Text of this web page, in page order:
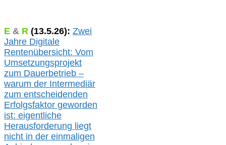
E & R (13.5.26): Zwei
Jahre Digitale
Rentenübersicht: Vom
Umsetzungsprojekt
zum Dauerbetrieb –
warum der Intermediär
zum entscheidenden
Erfolgsfaktor geworden
ist: eigentliche
Herausforderung liegt
nicht in der einmaligen